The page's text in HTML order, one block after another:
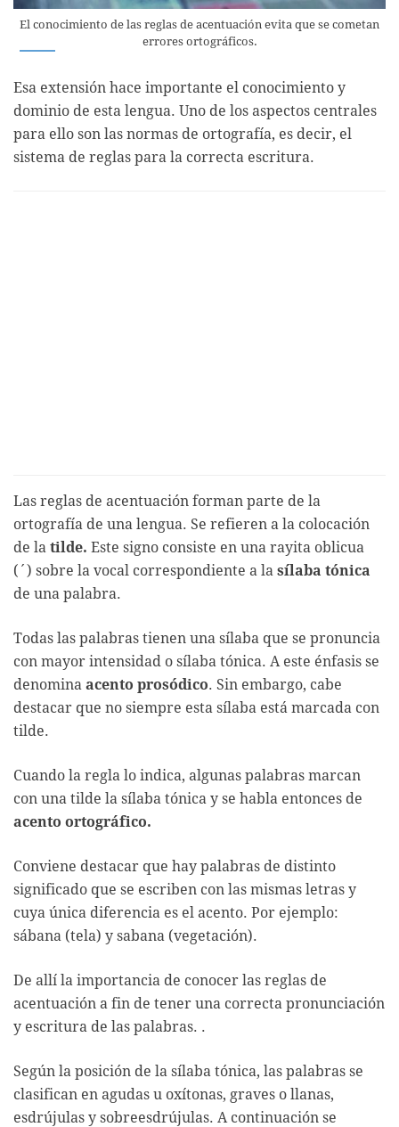
El conocimiento de las reglas de acentuación evita que se cometan
errores ortográficos.
Esa extensión hace importante el conocimiento y
dominio de esta lengua. Uno de los aspectos centrales
para ello son las normas de ortografía, es decir, el
sistema de reglas para la correcta escritura.
Las reglas de acentuación forman parte de la
ortografía de una lengua. Se refieren a la colocación
de la tilde. Este signo consiste en una rayita oblicua
(´) sobre la vocal correspondiente a la sílaba tónica
de una palabra.
Todas las palabras tienen una sílaba que se pronuncia
con mayor intensidad o sílaba tónica. A este énfasis se
denomina acento prosódico. Sin embargo, cabe
destacar que no siempre esta sílaba está marcada con
tilde.
Cuando la regla lo indica, algunas palabras marcan
con una tilde la sílaba tónica y se habla entonces de
acento ortográfico.
Conviene destacar que hay palabras de distinto
significado que se escriben con las mismas letras y
cuya única diferencia es el acento. Por ejemplo:
sábana (tela) y sabana (vegetación).
De allí la importancia de conocer las reglas de
acentuación a fin de tener una correcta pronunciación
y escritura de las palabras. .
Según la posición de la sílaba tónica, las palabras se
clasifican en agudas u oxítonas, graves o llanas,
esdrújulas y sobreesdrújulas. A continuación se